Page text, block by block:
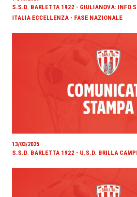
S.S.D. BARLETTA 1922 - GIULIANOVA: INFO
ITALIA ECCELLENZA - FASE NAZIONALE
13/03/2025
S.S.D. BARLETTA 1922 - U.S.D. BRILLA